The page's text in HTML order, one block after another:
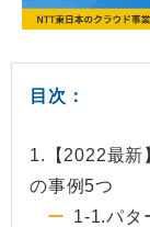
目次：
1.【2022最新
の事例5つ
1-1.パタ